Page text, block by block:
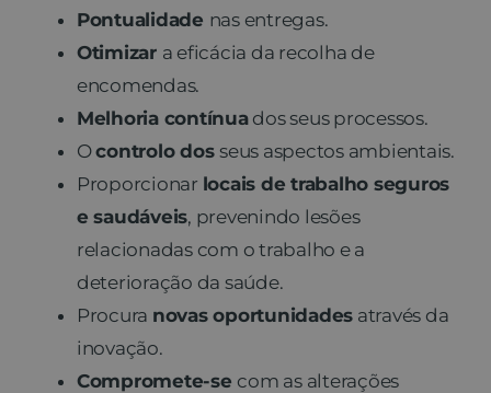
Pontualidade nas entregas.
Otimizar a eficácia da recolha de
encomendas.
Melhoria contínuados seus processos.
Ocontrolo dosseus aspectos ambientais.
Proporcionar locais de trabalho seguros
e saudáveis, prevenindo lesões
relacionadas com o trabalho e a
deterioração da saúde.
Procura novas oportunidades através da
inovação.
Compromete-se com as alterações